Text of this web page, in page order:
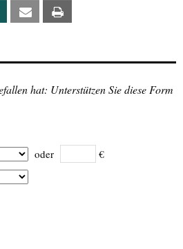
Xing Email
hat: Unterstützen Sie diese Form
oder €